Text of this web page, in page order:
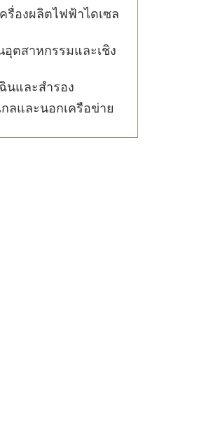
รื่องผลิตไฟฟ้าไดเซล
อุตสาหกรรมและเชิง
นและสํารอง
ลและนอกเครือข่าย